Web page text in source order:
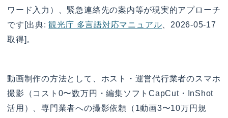
ワード入力）、緊急連絡先の案内等が現実的アプローチ
です[出典:観光庁 多言語対応マニュアル 、2026-05-17
取得]。
動画制作の方法として、ホスト・運営代行業者のスマホ
撮影（コスト0〜数万円・編集ソフトCapCut・InShot
活用）、専門業者への撮影依頼（1動画3〜10万円規